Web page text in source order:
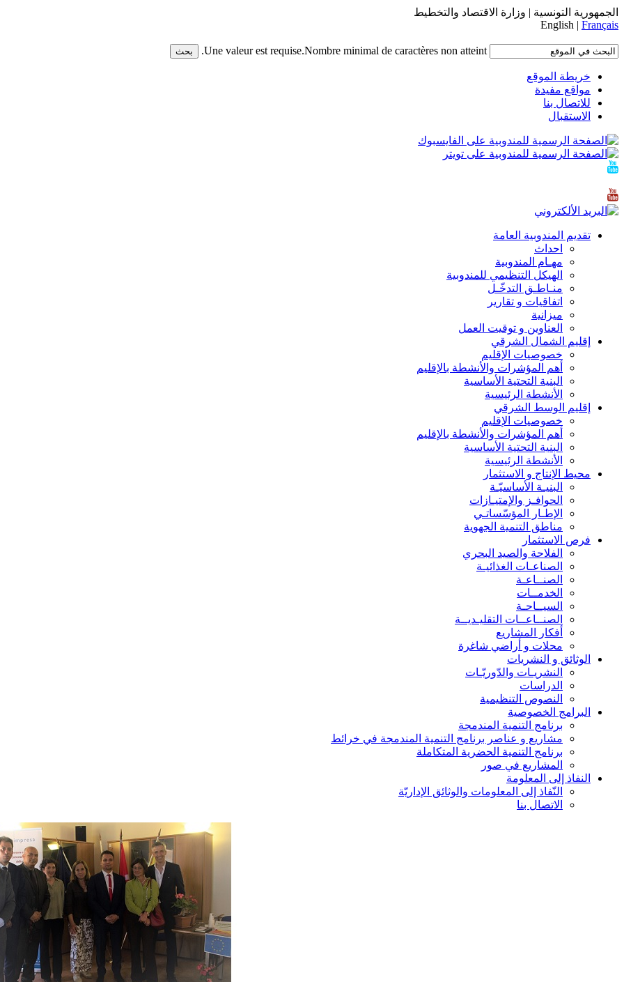
الجمهورية التونسية | وزارة الاقتصاد والتخطيط
English | Français
Une valeur est requise.Nombre minimal de caractères non atteint.
خريطة الموقع
مواقع مفيدة
للاتصال بنا
الاستقبال
تقديم المندوبية العامة
احداث
مهـام المندوبية
الهيكل التنظيمي للمندوبية
منـاطـق التدخّـل
اتفاقيات و تقارير
ميزانية
العناوين و توقيت العمل
إقليم الشمال الشرقي
خصوصيات الإقليم
أهم المؤشرات والأنشطة بالإقليم
البنية التحتية الأساسية
الأنشطة الرئيسية
إقليم الوسط الشرقي
خصوصيات الإقليم
أهم المؤشرات والأنشطة بالإقليم
البنية التحتية الأساسية
الأنشطة الرئيسية
محيط الإنتاج و الاستثمار
البنيـة الأساسيّـة
الحوافـز والإمتيـازات
الإطـار المؤسّساتـي
مناطق التنمية الجهوية
فرص الاستثمار
الفلاحة والصيد البحري
الصناعـات الغذائيـة
الصنــاعـة
الخدمــات
السيــاحـة
الصنــاعــات التقليـديــة
أفكار المشاريع
محلات و أراضي شاغرة
الوثائق و النشريات
النشريـات والدّوريّـات
الدراسات
النصوص التنظيمية
البرامج الخصوصية
برنامج التنمية المندمجة
مشاريع و عناصر برنامج التنمية المندمجة في خرائط
برنامج التنمية الحضرية المتكاملة
المشاريع في صور
النفاذ إلى المعلومة
النّفاذ إلى المعلومات والوثائق الإداريّة
الاتصال بنا